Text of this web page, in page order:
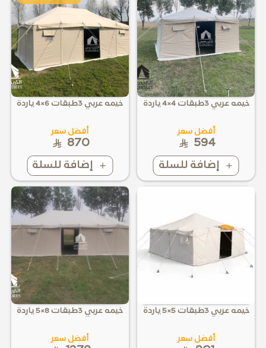
إضافة للسلة
خيمه عربي 3طبقات 4×4 ياردة
أفضل سعر
594
إضافة للسلة
خيمه عربي 3طبقات 6×4 ياردة
أفضل سعر
870
خيمه عربي 3طبقات 5×5 ياردة
أفضل سعر
خيمه عربي 3طبقات 8×5 ياردة
أفضل سعر